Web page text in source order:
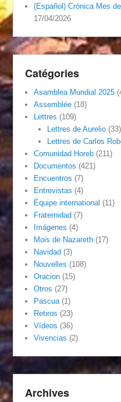
(Español) Crónica Mes
17/04/2026
Catégories
Asamblea Mundial 2025
Assemblée (18)
Lettres (109)
Lettres de Aurelio(33)
Lettres de Carlos
Comunidad Horeb (211)
Documentos (421)
Encuentros (7)
Entrevistas (4)
Équipe international (11)
Fraternidad (7)
Imágenes (4)
Mois de Nazareth (17)
Navidad (3)
Nouvelles (108)
Oracion (15)
Otros (27)
Pascua (1)
Retiros (23)
Vídeos (36)
Vivencias (2)
Archives